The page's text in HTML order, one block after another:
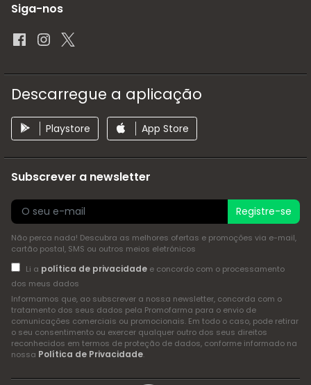
Siga-nos
Descarregue a aplicação
Playstore App Store
Subscrever a newsletter
Registre-se
Não perca nada! Descubra as melhores ofertas e promoções via e-mail,
cartão postal, SMS ou outros meios eletrónicos
Li a política de privacidadee concordo com o processamento
dos meus dados
Informamos que, ao subscrever a nossa newsletter, concorda com o
tratamento dos seus dados pela Promofarma para o envio de
comunicações comerciais ou promocionais. Em todo o caso, pode retirar
o seu consentimento ou exercer qualquer outro dos seus direitos
reconhecidos em termos de proteção de dados, conforme informado na
nossa Política de Privacidade.